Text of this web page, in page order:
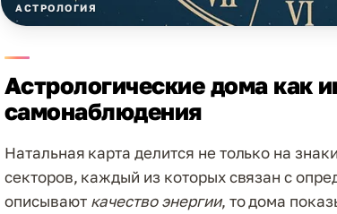
АСТРОЛОГИЯ
Астрологические дома как
самонаблюдения
Натальная карта делится не только на
секторов, каждый из которых связан с
описывают качество энергии, то дома